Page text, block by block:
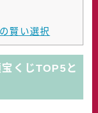
賢い選択
くじTOP5と